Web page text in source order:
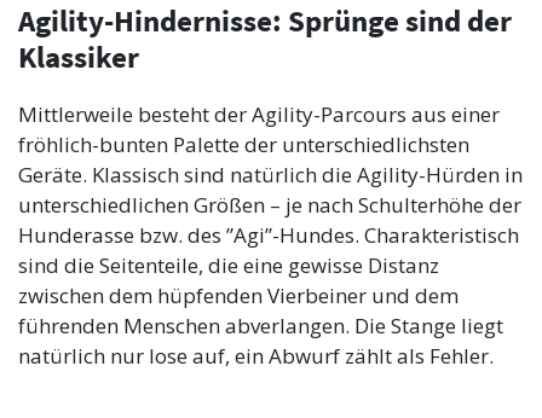
Agility-Hindernisse: Sprünge sind der
Klassiker
Mittlerweile besteht der Agility-Parcours aus einer
fröhlich-bunten Palette der unterschiedlichsten
Geräte. Klassisch sind natürlich die Agility-Hürden in
unterschiedlichen Größen – je nach Schulterhöhe der
Hunderasse bzw. des ”Agi”-Hundes. Charakteristisch
sind die Seitenteile, die eine gewisse Distanz
zwischen dem hüpfenden Vierbeiner und dem
führenden Menschen abverlangen. Die Stange liegt
natürlich nur lose auf, ein Abwurf zählt als Fehler.